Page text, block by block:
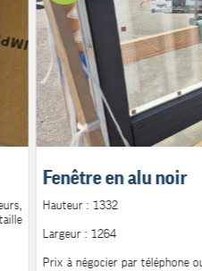
Fenêtre en alu noir
Hauteur : 1332
Largeur : 1264
Prix à négocier par téléphone